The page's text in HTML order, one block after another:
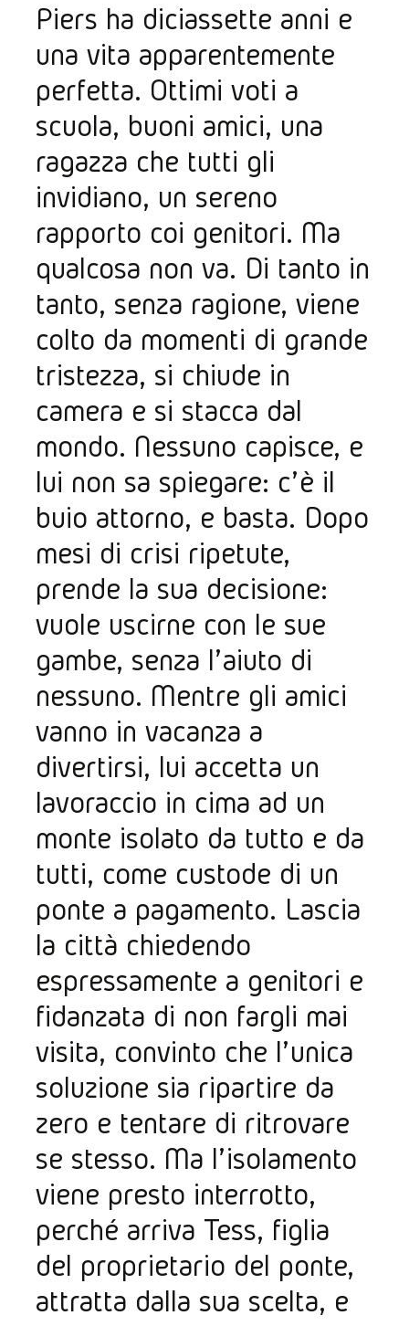
Piers ha diciassette anni e
una vita apparentemente
perfetta. Ottimi voti a
scuola, buoni amici, una
ragazza che tutti gli
invidiano, un sereno
rapporto coi genitori. Ma
qualcosa non va. Di tanto in
tanto, senza ragione, viene
colto da momenti di grande
tristezza, si chiude in
camera e si stacca dal
mondo. Nessuno capisce, e
lui non sa spiegare: c’ è il
buio attorno, e basta. Dopo
mesi di crisi ripetute,
prende la sua decisione:
vuole uscirne con le sue
gambe, senza l’ aiuto di
nessuno. Mentre gli amici
vanno in vacanza a
divertirsi, lui accetta un
lavoraccio in cima ad un
monte isolato da tutto e da
tutti, come custode di un
ponte a pagamento. Lascia
la città chiedendo
espressamente a genitori e
fidanzata di non fargli mai
visita, convinto che l’ unica
soluzione sia ripartire da
zero e tentare di ritrovare
se stesso. Ma l’ isolamento
viene presto interrotto,
perché arriva Tess, figlia
del proprietario del ponte,
attratta dalla sua scelta, e